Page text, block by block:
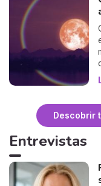
Descobrir
Entrevistas